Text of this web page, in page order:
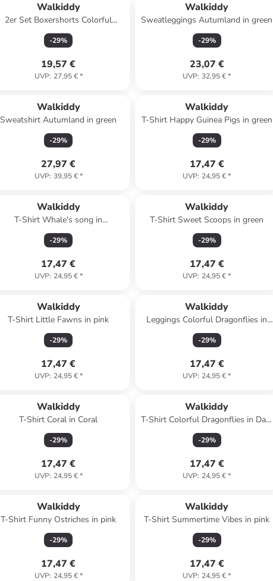
Walkiddy
2er Set Boxershorts Colorful
Dragonflies in Multicolored
-29%
19,57 €
UVP: 27,95 €*
Walkiddy
Sweatleggings Autumland in green
-29%
23,07 €
UVP: 32,95 €*
Walkiddy
Sweatshirt Autumland in green
-29%
27,97 €
UVP: 39,95 €*
Walkiddy
T-Shirt Happy Guinea Pigs in green
-29%
17,47 €
UVP: 24,95 €*
Walkiddy
T-Shirt Whale's song in
Multicolored
-29%
17,47 €
UVP: 24,95 €*
Walkiddy
T-Shirt Sweet Scoops in green
-29%
17,47 €
UVP: 24,95 €*
Walkiddy
T-Shirt Little Fawns in pink
-29%
17,47 €
UVP: 24,95 €*
Walkiddy
Leggings Colorful Dragonflies in
green
-29%
17,47 €
UVP: 24,95 €*
Walkiddy
T-Shirt Coral in Coral
-29%
17,47 €
UVP: 24,95 €*
Walkiddy
T-Shirt Colorful Dragonflies in Dark
Blue
-29%
17,47 €
UVP: 24,95 €*
Walkiddy
T-Shirt Funny Ostriches in pink
-29%
17,47 €
UVP: 24,95 €*
Walkiddy
T-Shirt Summertime Vibes in pink
-29%
17,47 €
UVP: 24,95 €*